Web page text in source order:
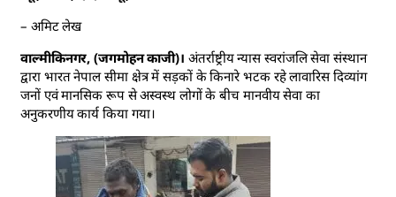
– अमिट लेख
वाल्मीकिनगर, (जगमोहन काजी)। अंतर्राष्ट्रीय न्यास स्वरांजलि सेवा संस्थान
द्वारा भारत नेपाल सीमा क्षेत्र में सड़कों के किनारे भटक रहे लावारिस दिव्यांग
जनों एवं मानसिक रूप से अस्वस्थ लोगों के बीच मानवीय सेवा का
अनुकरणीय कार्य किया गया।